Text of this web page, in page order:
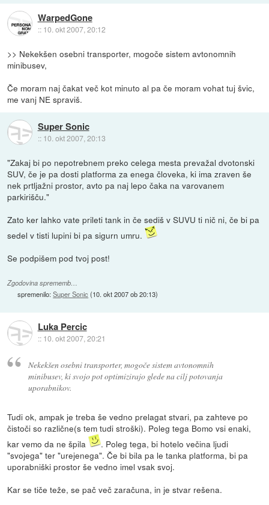
WarpedGone
:: 10. okt 2007, 20:12
>> Nekekšen osebni transporter, mogoče sistem avtonomnih
minibusev,
Če moram naj čakat več kot minuto al pa če moram vohat tuj švic,
me vanj NE spraviš.
Super Sonic
:: 10. okt 2007, 20:13
"Zakaj bi po nepotrebnem preko celega mesta prevažal dvotonski
SUV, če je pa dosti platforma za enega človeka, ki ima zraven še
nek prtljažni prostor, avto pa naj lepo čaka na varovanem
parkirišču."
Zato ker lahko vate prileti tank in če sediš v SUVU ti nič ni, če bi pa
sedel v tisti lupini bi pa sigurn umru.
Se podpišem pod tvoj post!
Zgodovina sprememb…
spremenilo:Super Sonic (10. okt 2007 ob 20:13)
Luka Percic
:: 10. okt 2007, 20:21
Nekekšen osebni transporter, mogoče sistem avtonomnih
minibusev, ki svojo pot optimizirajo glede na cilj potovanja
uporabnikov.
Tudi ok, ampak je treba še vedno prelagat stvari, pa zahteve po
čistoči so različne(s tem tudi stroški). Poleg tega Bomo vsi enaki,
kar vemo da ne špila
. Poleg tega, bi hotelo večina ljudi
"svojega" ter "urejenega". Če bi bila pa le tanka platforma, bi pa
uporabniški prostor še vedno imel vsak svoj.
Kar se tiče teže, se pač več zaračuna, in je stvar rešena.